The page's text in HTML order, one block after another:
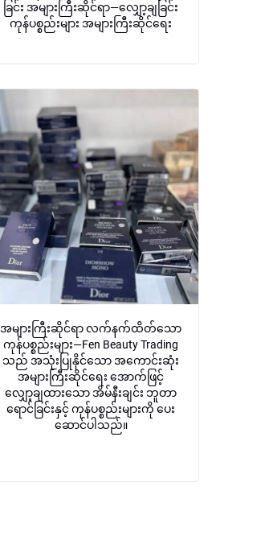
ခြင်း အများကြီးဆိုင်ရာ—လျှော့ချခြင်း
ကုန်ပစ္စည်းများ အများကြီးဆိုင်ရေး
အများကြီးဆိုင်ရာ လက်နက်ထိတ်သော
ကုန်ပစ္စည်းများ—Fen Beauty Trading
သည် အသုံးပြုနိုင်သော အကောင်းဆုံး
အများကြီးဆိုင်ရေး အောက်ဖြင့်
လျှော့ချထားသော အိမ်နီးချင်း ဘူတာ
ရောင်ခြင်းနှင့် ကုန်ပစ္စည်းများကို ပေး
ဆောင်ပါသည်။